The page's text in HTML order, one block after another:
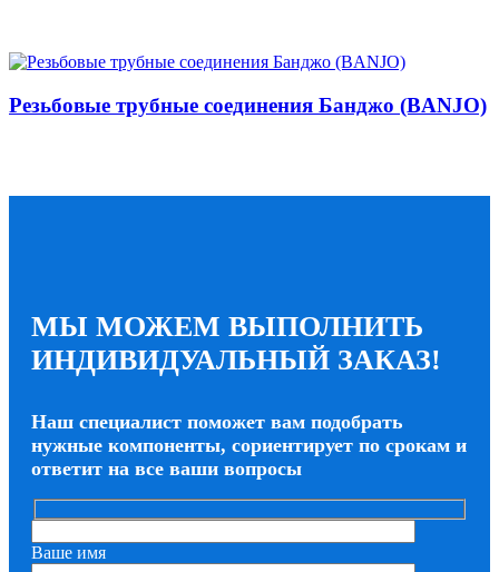
Резьбовые трубные соединения Банджо (BANJO)
МЫ МОЖЕМ ВЫПОЛНИТЬ
ИНДИВИДУАЛЬНЫЙ ЗАКАЗ!
Наш специалист поможет вам подобрать
нужные компоненты, сориентирует по срокам и
ответит на все ваши вопросы
Ваше имя